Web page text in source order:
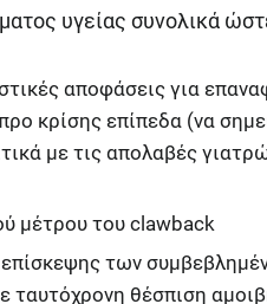
υγείας συνολικά
αποφάσεις για
κρίσης επίπεδα (να
με τις απολαβές
μέτρου του clawback
των
ταυτόχρονη θέσπιση